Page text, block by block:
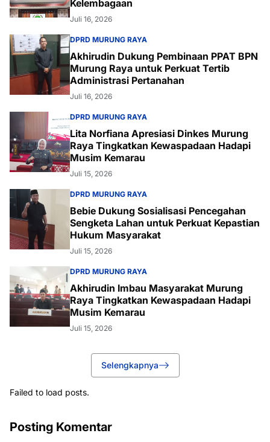
Kelembagaan
Juli 16, 2026
DPRD MURUNG RAYA
Akhirudin Dukung Pembinaan PPAT BPN
Murung Raya untuk Perkuat Tertib
Administrasi Pertanahan
Juli 16, 2026
DPRD MURUNG RAYA
Lita Norfiana Apresiasi Dinkes Murung
Raya Tingkatkan Kewaspadaan Hadapi
Musim Kemarau
Juli 15, 2026
DPRD MURUNG RAYA
Bebie Dukung Sosialisasi Pencegahan
Sengketa Lahan untuk Perkuat Kepastian
Hukum Masyarakat
Juli 15, 2026
DPRD MURUNG RAYA
Akhirudin Imbau Masyarakat Murung
Raya Tingkatkan Kewaspadaan Hadapi
Musim Kemarau
Juli 15, 2026
Selengkapnya
Failed to load posts.
Posting Komentar